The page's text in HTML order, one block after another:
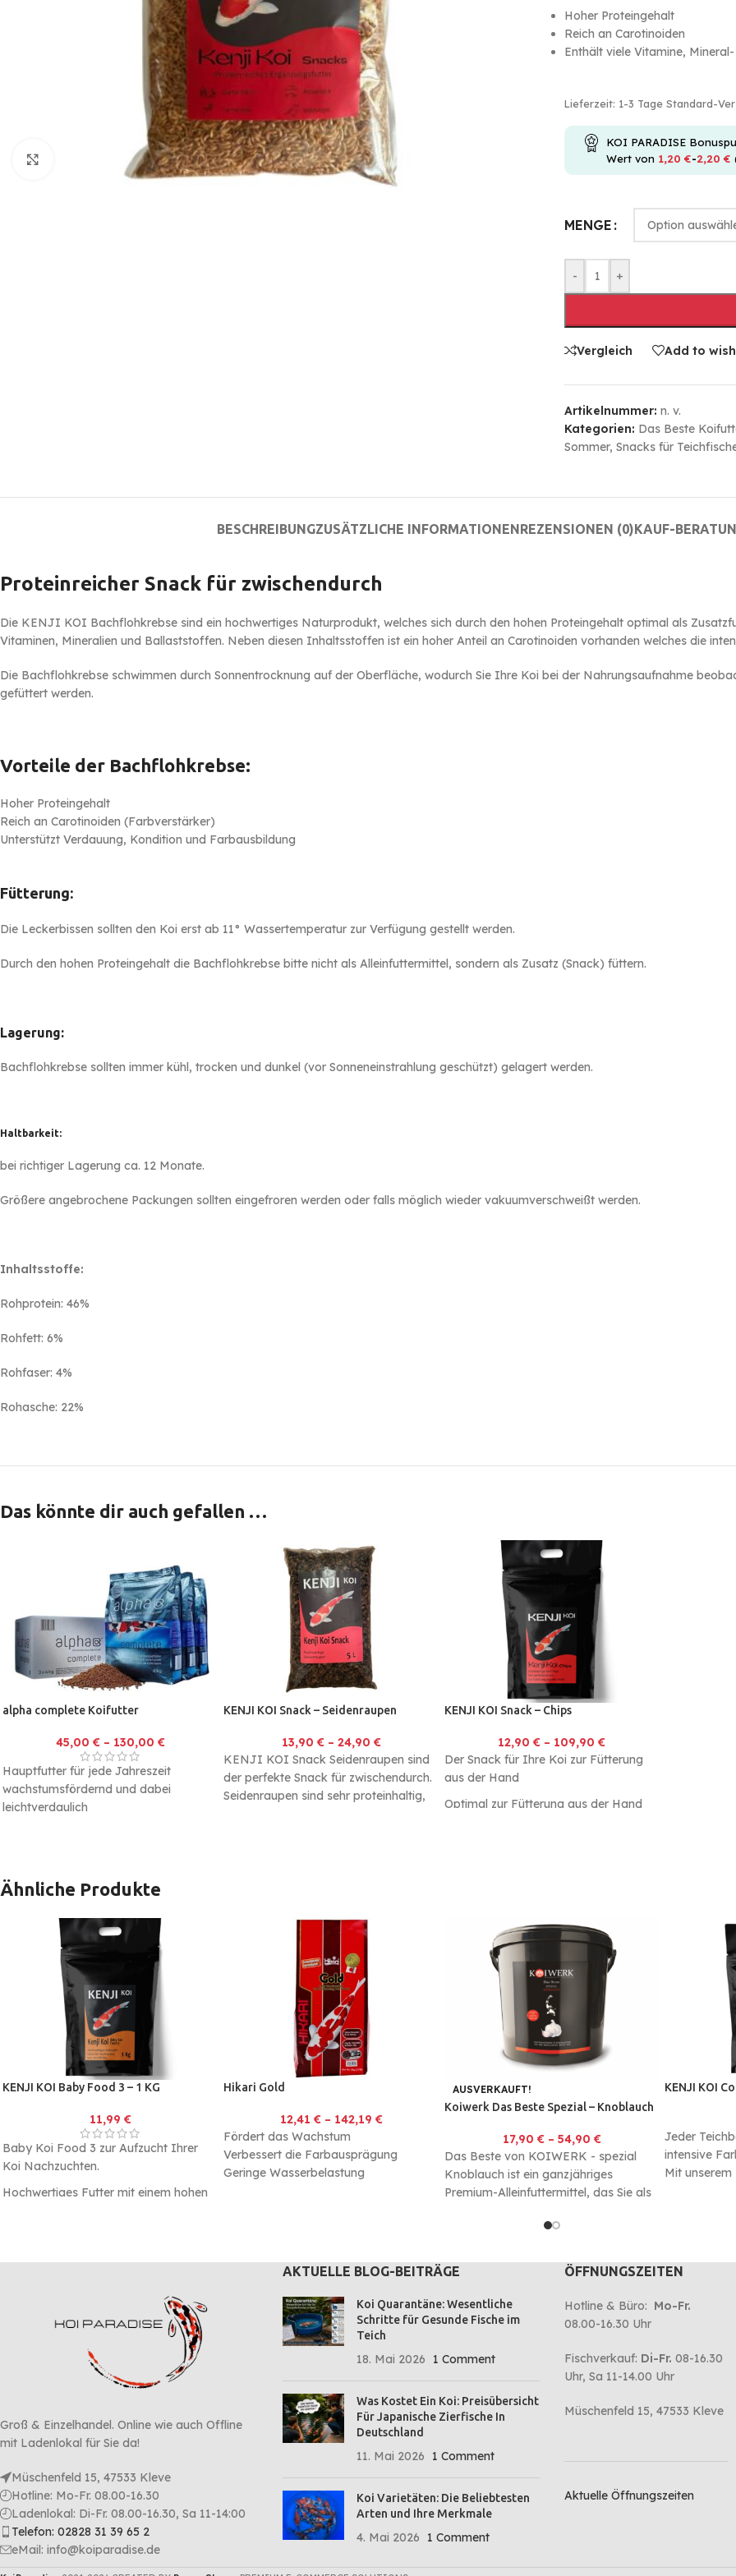
Click to enlarge
Hoher Proteingehalt
Reich an Carotinoiden
Enthält viele Vitamine,
Lieferzeit: 1-3 Tage Standard-
KOI PARADISE
Wert von 1,20 €-2,20 €
MENGE
- +
Vergleich Add to
Artikelnummer: n. v.
Kategorien: Das Beste
Sommer, Snacks für
BESCHREIBUNGZUSÄTZLICHE INFORMATIONEN REZENSIONEN (0) KAUF-
Proteinreicher Snack für zwischendurch
Die KENJI KOI Bachflohkrebse sind ein hochwertiges Naturprodukt, welches sich durch den hohen Proteingehalt optimal als
Vitaminen, Mineralien und Ballaststoffen. Neben diesen Inhaltsstoffen ist ein hoher Anteil an Carotinoiden vorhanden welches die
Die Bachflohkrebse schwimmen durch Sonnentrocknung auf der Oberfläche, wodurch Sie Ihre Koi bei der Nahrungsaufnahme
gefüttert werden.
Vorteile der Bachflohkrebse:
Hoher Proteingehalt
Reich an Carotinoiden (Farbverstärker)
Unterstützt Verdauung, Kondition und Farbausbildung
Fütterung:
Die Leckerbissen sollten den Koi erst ab 11° Wassertemperatur zur Verfügung gestellt werden.
Durch den hohen Proteingehalt die Bachflohkrebse bitte nicht als Alleinfuttermittel, sondern als Zusatz (Snack) füttern.
Lagerung:
Bachflohkrebse sollten immer kühl, trocken und dunkel (vor Sonneneinstrahlung geschützt) gelagert werden.
Haltbarkeit:
bei richtiger Lagerung ca. 12 Monate.
Größere angebrochene Packungen sollten eingefroren werden oder falls möglich wieder vakuumverschweißt werden.
Inhaltsstoffe:
Rohprotein: 46%
Rohfett: 6%
Rohfaser: 4%
Rohasche: 22%
Das könnte dir auch gefallen …
alpha complete Koifutter
45,00 €– 130,00 €
Hauptfutter für jede Jahreszeit
wachstumsfördernd und dabei
leichtverdaulich
KENJI KOI Snack – Seidenraupen
13,90 €– 24,90 €
KENJI KOI Snack Seidenraupen sind
der perfekte Snack für zwischendurch.
Seidenraupen sind sehr proteinhaltig,
Sommer beim fressen zuzuschauen.
KENJI KOI Snack – Chips
12,90€ – 109,90€
Der Snack für Ihre Koi zur Fütterung
aus der Hand
Optimal zur Fütterung aus der Hand
Ähnliche Produkte
KENJI KOI Baby Food 3 – 1 KG
11,99 €
Baby Koi Food 3 zur Aufzucht Ihrer
Koi Nachzuchten.
Hochwertiges Futter mit einem hohen
Hikari Gold
12,41 €– 142,19 €
Fördert das Wachstum
Verbessert die Farbausprägung
Geringe Wasserbelastung
AUSVERKAUFT!
Koiwerk Das Beste Spezial – Knoblauch
17,90 €– 54,90 €
Das Beste von KOIWERK - spezial
Knoblauch ist ein ganzjähriges
Premium-Alleinfuttermittel, das Sie als
besonderen Wert auf eine
gesunde Lebensweise Ihrer Koi legen.
natürliche Inhaltsstoffe, die aufgrund
ihrer unterstützenden Wirkungen auf
Nahrungshaushalt der Koi von
japanischen Züchtern empfohlen
enthaltenen Knoblauch wirkt Das
gegen Parasiten und bakterielle
Infektionen und wirkt sich positiv auf
das Blut und die Organe Ihrer Koi aus.
KENJI KOI
Jeder
intensive
Mit
Made in
beste
Gammarus
handelt es
höchster
begeistert
Groß & Einzelhandel. Online wie auch Offline
mit Ladenlokal für Sie da!
Müschenfeld 15, 47533 Kleve
Hotline: Mo-Fr. 08.00-16.30
Ladenlokal: Di-Fr. 08.00-16.30, Sa 11-14:00
Telefon: 02828 31 39 65 2
eMail: info@koiparadise.de
AKTUELLE BLOG-BEITRÄGE
Koi Quarantäne: Wesentliche
Schritte für Gesunde Fische im
Teich
18. Mai 2026 1 Comment
Was Kostet Ein Koi: Preisübersicht
Für Japanische Zierfische In
Deutschland
11. Mai 2026 1 Comment
Koi Varietäten: Die Beliebtesten
Arten und Ihre Merkmale
4. Mai 2026 1 Comment
ÖFFNUNGSZEITEN
Hotline & Büro: Mo-Fr.
08.00-16.30 Uhr
Fischverkauf: Di-Fr. 08-16.30
Uhr, Sa 11-14.00 Uhr
Müschenfeld 15, 47533 Kleve
Aktuelle Öffnungszeiten